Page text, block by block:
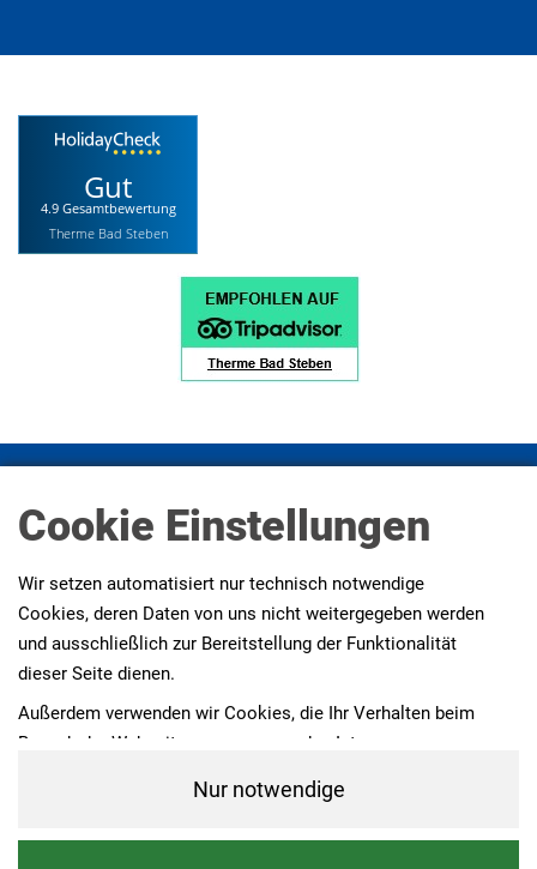
Gut
4.9 Gesamtbewertung
Therme Bad Steben
Presse
AGBs Erklärung zur Barrierefreiheit
Cookie Einstellungen
Wir setzen automatisiert nur technisch notwendige
Cookies, deren Daten von uns nicht weitergegeben werden
und ausschließlich zur Bereitstellung der Funktionalität
dieser Seite dienen.
Außerdem verwenden wir Cookies, die Ihr Verhalten beim
Besuch der Webseiten messen, um das Interesse unserer
pseudonyme Daten, eine Identifikation Ihrer Person erfolgt
Nur notwendige